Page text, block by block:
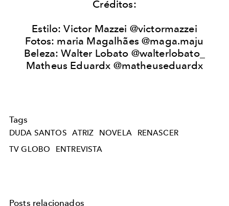
Créditos:
Estilo: Victor Mazzei @victormazzei
Fotos: maria Magalhães @maga.maju
Beleza: Walter Lobato @walterlobato_
Matheus Eduardx @matheuseduardx
Tags
DUDA SANTOS ATRIZ NOVELA
RENASCER
TV GLOBO
ENTREVISTA
Posts relacionados